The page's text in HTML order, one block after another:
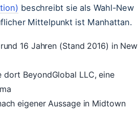
beschreibt sie als Wahl-New
Mittelpunkt ist Manhattan.
16 Jahren (Stand 2016) in New
dort BeyondGlobal LLC, eine
eigener Aussage in Midtown